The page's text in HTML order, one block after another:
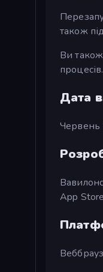
також
Ви
Дата
Червень
App